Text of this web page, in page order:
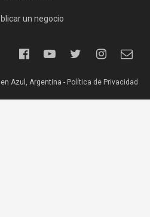
un negocio
Azul, Argentina - Política de Privacidad